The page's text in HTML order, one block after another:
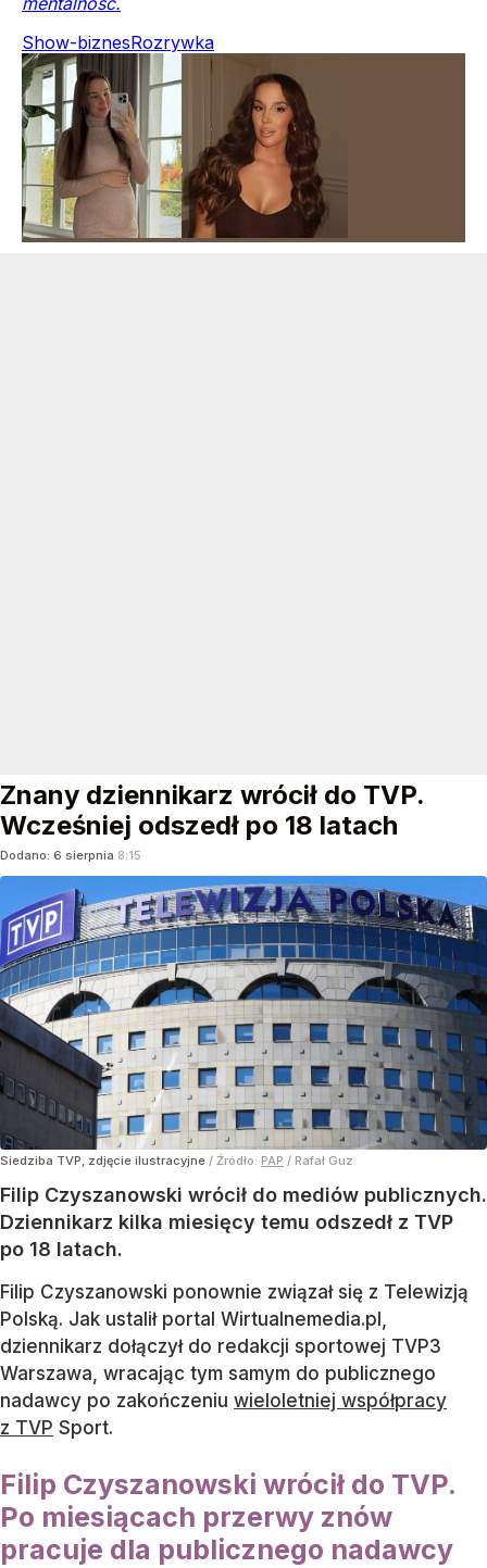
Show-biznesRozrywka
Znany dziennikarz wrócił do TVP.
Wcześniej odszedł po 18 latach
Dodano: 6 sierpnia 8:15
Siedziba TVP, zdjęcie ilustracyjne / Źródło: PAP / Rafał Guz
Filip Czyszanowski wrócił do mediów publicznych.
Dziennikarz kilka miesięcy temu odszedł z TVP
po 18 latach.
Filip Czyszanowski ponownie związał się z Telewizją
Polską. Jak ustalił portal Wirtualnemedia.pl,
dziennikarz dołączył do redakcji sportowej TVP3
Warszawa, wracając tym samym do publicznego
nadawcy po zakończeniu wieloletniej współpracy
z TVP Sport.
Filip Czyszanowski wrócił do TVP.
Po miesiącach przerwy znów
pracuje dla publicznego nadawcy